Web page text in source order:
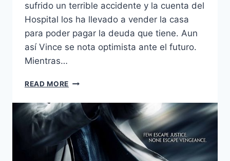
sufrido un terrible accidente y la cuenta del
Hospital los ha llevado a vender la casa
para poder pagar la deuda que tiene. Aun
así Vince se nota optimista ante el futuro.
Mientras…
READ MORE